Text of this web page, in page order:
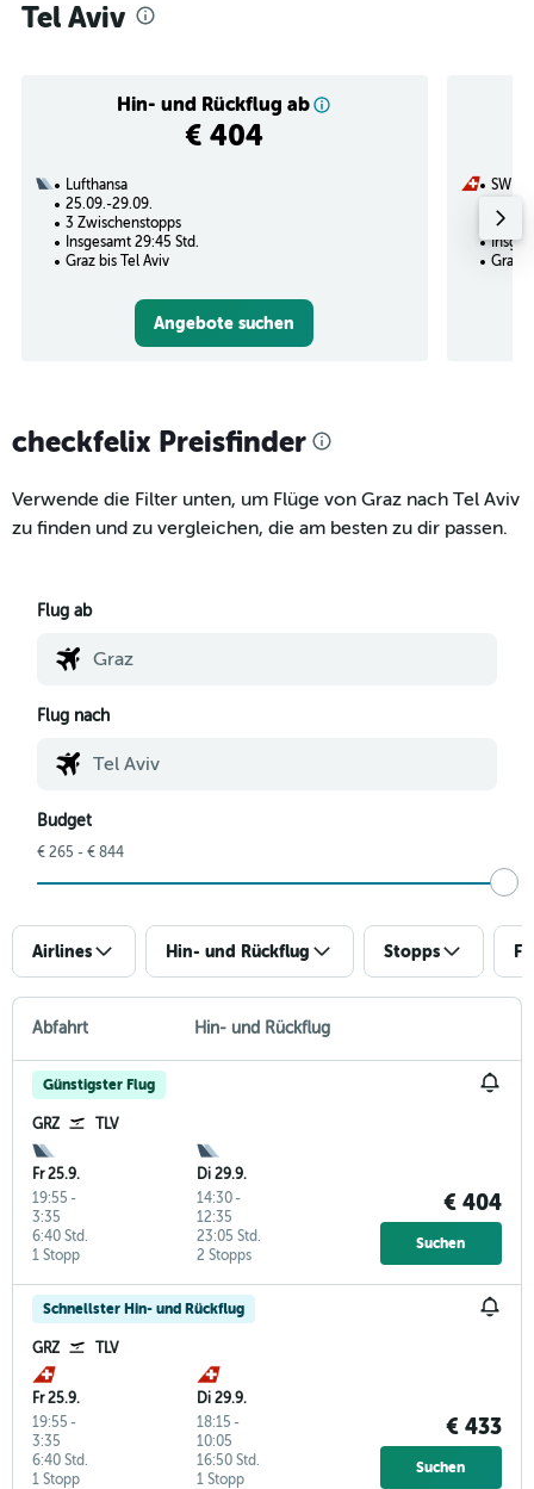
Tel Aviv
Hin- und Rückflug ab
€ 404
Lufthansa
25.09.-29.09.
3 Zwischenstopps
Insgesamt 29:45 Std.
Graz bis Tel Aviv
Angebote suchen
SWISS
1
Graz
checkfelix Preisfinder
Verwende die Filter unten, um Flüge von Graz nach Tel Aviv
zu finden und zu vergleichen, die am besten zu dir passen.
Flug ab
Flug nach
Budget
€ 265 - € 844
Airlines Hin- und Rückflug Stopps
Abfahrt Hin- und Rückflug
Günstigster Flug
GRZ TLV
Fr 25.9.
19:55 -
3:35
1 Stopp
6:40 Std.
Di 29.9.
14:30-
12:35
2 Stopps
23:05 Std.
€ 404
Suchen
Schnellster Hin- und Rückflug
GRZ TLV
Fr 25.9.
19:55 -
3:35
1 Stopp
6:40 Std.
Di 29.9.
18:15 -
10:05
1 Stopp
16:50 Std.
€ 433
Suchen